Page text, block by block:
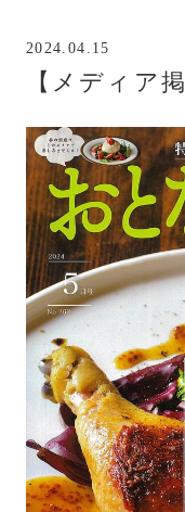
2024.04.15
【メディア